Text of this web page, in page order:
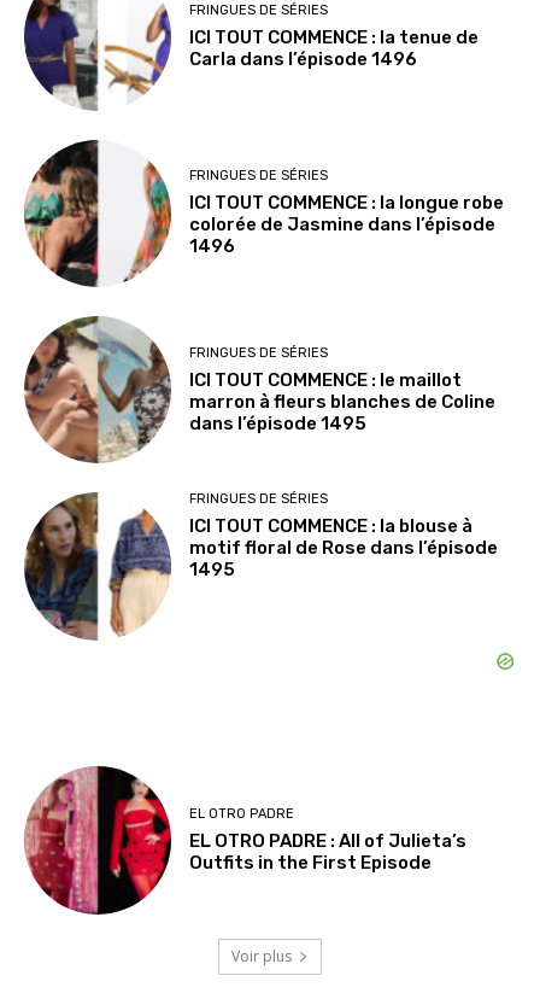
FRINGUES DE SÉRIES
ICI TOUT COMMENCE : la tenue de
Carla dans l’épisode 1496
FRINGUES DE SÉRIES
ICI TOUT COMMENCE : la longue robe
colorée de Jasmine dans l’épisode
1496
FRINGUES DE SÉRIES
ICI TOUT COMMENCE : le maillot
marron à fleurs blanches de Coline
dans l’épisode 1495
FRINGUES DE SÉRIES
ICI TOUT COMMENCE : la blouse à
motif floral de Rose dans l’épisode
1495
EL OTRO PADRE
EL OTRO PADRE : All of Julieta’s
Outfits in the First Episode
Voir plus